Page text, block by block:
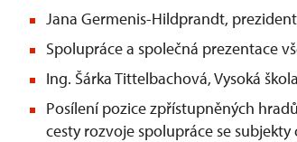
Jana Germenis-Hildprandt,
Spolupráce a společná prezentace
Ing. Šárka Tittelbachová, Vysoká
Posílení pozice zpřístupněných
cesty rozvoje spolupráce se